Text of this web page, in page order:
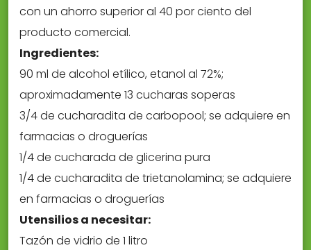
con un ahorro superior al 40 por ciento del
producto comercial.
Ingredientes:
90 ml de alcohol etílico, etanol al 72%;
aproximadamente 13 cucharas soperas
3/4 de cucharadita de carbopool; se adquiere en
farmacias o droguerías
1/4 de cucharada de glicerina pura
1/4 de cucharadita de trietanolamina; se adquiere
en farmacias o droguerías
Utensilios a necesitar:
Tazón de vidrio de 1 litro